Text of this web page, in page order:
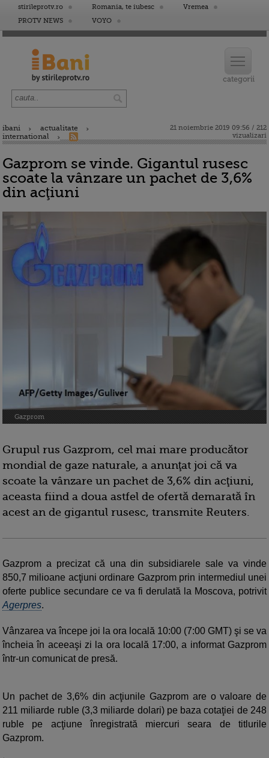
stirileprotv.ro Romania, te iubesc
Vremea
PROTV NEWS
VOYO
ibani
actualitate
international
21 noiembrie 2019 09:56 / 212
vizualizari
Gazprom se vinde. Gigantul rusesc
scoate la vânzare un pachet de 3,6%
din acţiuni
Gazprom
Grupul rus Gazprom, cel mai mare producător
mondial de gaze naturale, a anunţat joi că va
scoate la vânzare un pachet de 3,6% din acţiuni,
aceasta fiind a doua astfel de ofertă demarată în
acest an de gigantul rusesc, transmite Reuters.
Gazprom a precizat că una din subsidiarele sale va vinde
850,7 milioane acţiuni ordinare Gazprom prin intermediul unei
oferte publice secundare ce va fi derulată la Moscova, potrivit
Agerpres.
Vânzarea va începe joi la ora locală 10:00 (7:00 GMT) şi se va
încheia în aceeaşi zi la ora locală 17:00, a informat Gazprom
într-un comunicat de presă.
Un pachet de 3,6% din acţiunile Gazprom are o valoare de
211 miliarde ruble (3,3 miliarde dolari) pe baza cotaţiei de 248
ruble pe acţiune înregistrată miercuri seara de titlurile
Gazprom.